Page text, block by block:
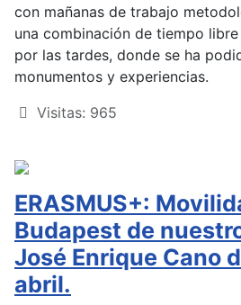
con mañanas de trabajo
una combinación de tiempo
por las tardes, donde se ha
monumentos y experiencias.
Visitas: 965
ERASMUS+:
Budapest de
José Enrique Cano
abril.